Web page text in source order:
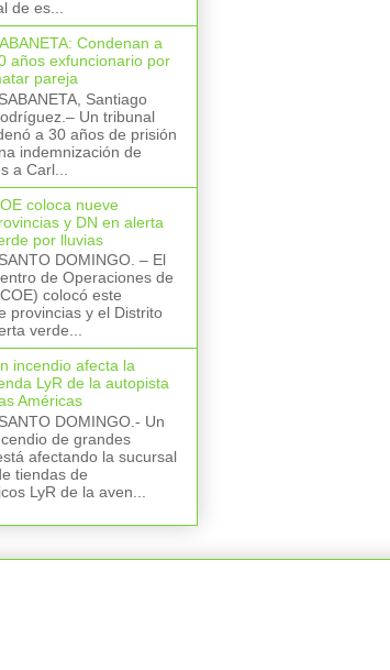
de es...
Condenan a
años exfuncionario por
pareja
Santiago
Un tribunal
a 30 años de prisión
indemnización de
a Carl...
coloca nueve
y DN en alerta
por lluvias
DOMINGO. – El
de Operaciones de
colocó este
provincias y el Distrito
verde...
incendio afecta la
LyR de la autopista
Américas
DOMINGO.- Un
de grandes
afectando la sucursal
tiendas de
LyR de la aven...